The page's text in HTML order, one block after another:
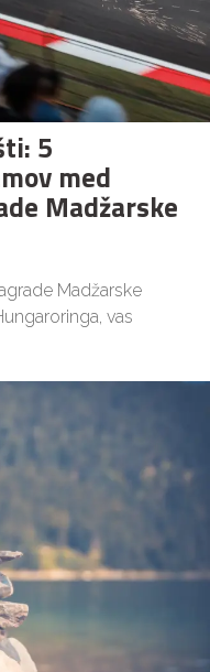
5
med
Madžarske
Madžarske
vas